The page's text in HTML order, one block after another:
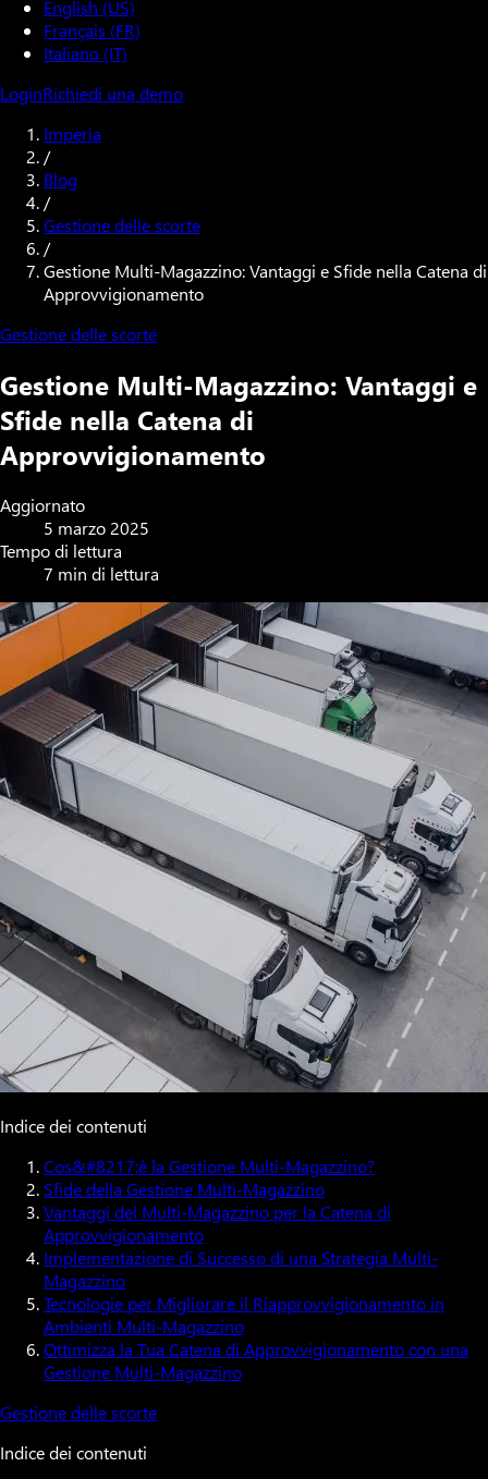
English (US)
Français (FR)
Italiano (IT)
LoginRichiedi una demo
Imperia
/
Blog
/
Gestione delle scorte
/
Gestione Multi-Magazzino: Vantaggi e Sfide nella Catena di
Approvvigionamento
Gestione delle scorte
Gestione Multi-Magazzino: Vantaggi e
Sfide nella Catena di
Approvvigionamento
Aggiornato
5 marzo 2025
Tempo di lettura
7 min di lettura
Indice dei contenuti
Cos&#8217;è la Gestione Multi-Magazzino?
Sfide della Gestione Multi-Magazzino
Vantaggi del Multi-Magazzino per la Catena di
Approvvigionamento
Implementazione di Successo di una Strategia Multi-
Magazzino
Tecnologie per Migliorare il Riapprovvigionamento in
Ambienti Multi-Magazzino
Ottimizza la Tua Catena di Approvvigionamento con una
Gestione Multi-Magazzino
Gestione delle scorte
Indice dei contenuti